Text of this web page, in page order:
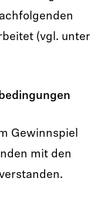
(vgl. unter
Gewinnspiel
mit den